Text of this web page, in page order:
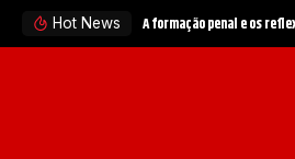
Hot News A formação penal e os